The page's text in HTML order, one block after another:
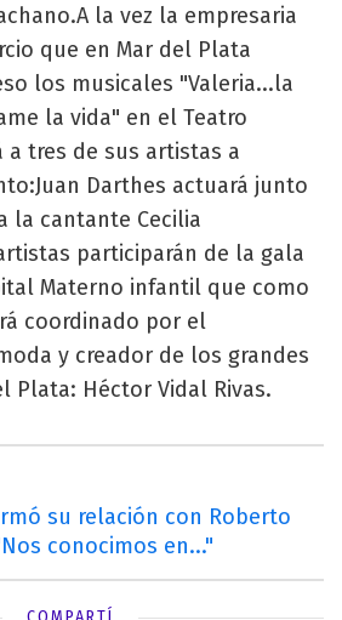
la vez la empresaria
que en Mar del Plata
los musicales "Valeria...la
la vida" en el Teatro
tres de sus artistas a
Darthes actuará junto
la cantante Cecilia
participarán de la gala
Materno infantil que como
coordinado por el
y creador de los grandes
Plata: Héctor Vidal Rivas.
su relación con Roberto
conocimos en..."